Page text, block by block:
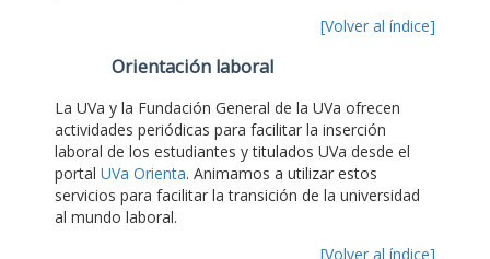
[Volver al índice]
Orientación laboral
La UVa y la Fundación General de la UVa ofrecen
actividades periódicas para facilitar la inserción
laboral de los estudiantes y titulados UVa desde el
portal UVa Orienta. Animamos a utilizar estos
servicios para facilitar la transición de la universidad
al mundo laboral.
[Volver al índice]